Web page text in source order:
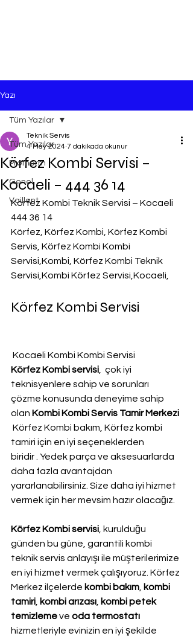
Yazı
Tüm Yazılar
Protherm
Genel
Vaillant
Tüm Yazılar
Körfez Kombi Servisi –
Kocaeli – 444 36 14
Teknik Servis
4 May 2024 7 dakikada okunur
Körfez Kombi Teknik Servisi – Kocaeli
444 36 14
Körfez, Körfez Kombi, Körfez Kombi
Servis, Körfez Kombi Kombi
Servisi,Kombi, Körfez Kombi Teknik
Servisi,Kombi Körfez Servisi,Kocaeli,
Körfez Kombi Servisi
Kocaeli Kombi Kombi Servisi
Körfez Kombi servisi ,  çok iyi
teknisyenlere sahip ve sorunları
çözme konusunda deneyime sahip
olan Kombi Kombi Servis Tamir Merkezi
Körfez Kombi bakım, Körfez kombi
tamiri için en iyi seçeneklerden
biridir . Yedek parça ve aksesuarlarda
daha fazla avantajdan
yararlanabilirsiniz. Size daha iyi hizmet
vermek için her mevsim hazır olacağız.
Körfez Kombi servisi , kurulduğu
günden bu güne, garantili kombi
teknik servis anlayışı ile müşterilerimize
en iyi hizmet vermek çalışıyoruz. Körfez
Merkez ilçelerde kombi bakım kombi
tamiri kombi arızası kombi petek
temizleme ve oda termostatı
hizmetleriyle evinizin en iyi şekilde